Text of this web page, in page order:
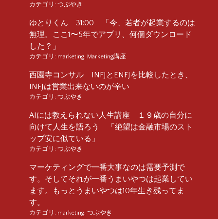
カテゴリ: つぶやき
ゆとりくん 31:00 「今、若者が起業するのは
無理。ここ1〜5年でアプリ、何個ダウンロード
した？」
カテゴリ: marketing, Marketing講座
西園寺コンサル INFJとENFJを比較したとき、
INFJは営業出来ないのが辛い
カテゴリ: つぶやき
AIには教えられない人生講座 １９歳の自分に
向けて人生を語ろう 「絶望は金融市場のスト
ップ安に似ている」
カテゴリ: つぶやき
マーケティングで一番大事なのは需要予測で
す。そしてそれが一番うまいやつは起業してい
ます。もっとうまいやつは10年生き残ってま
す。
カテゴリ: marketing, つぶやき